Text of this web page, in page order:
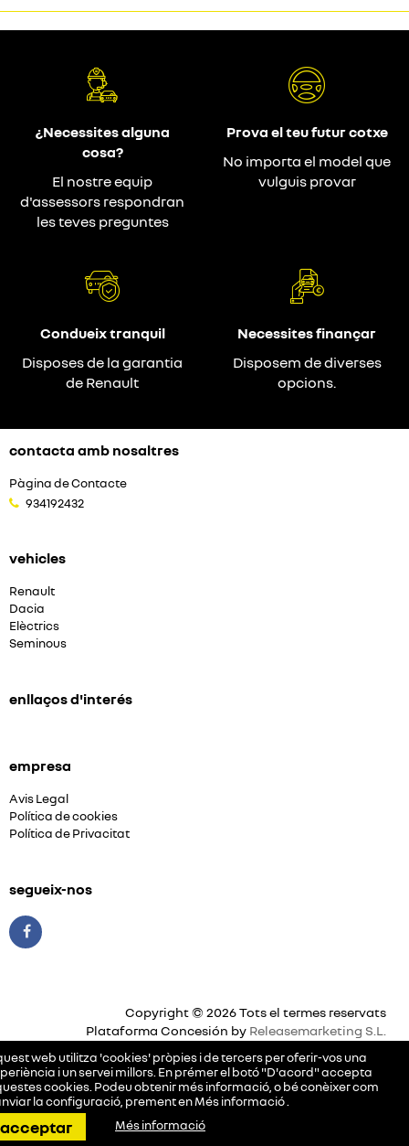
web utilitza 'cookies' pròpies i de tercers per oferir-vos una
i un servei millors. En prémer el botó "D'acord" accepta
cookies. Podeu obtenir més informació, o bé conèixer com
la configuració, prement enMés informació
acceptar Més informació
trucar pedir cita direcció
¿Necessites alguna
cosa?
El nostre equip
d'assessors respondran
les teves preguntes
Prova el teu futur cotxe
No importa el model que
vulguis provar
Condueix tranquil
Disposes de la garantia
de Renault
Necessites finançar
Disposem de diverses
opcions.
contacta amb nosaltres
Pàgina de Contacte
934192432
vehicles
Renault
Dacia
Elèctrics
Seminous
enllaços d'interés
empresa
Avis Legal
Política de cookies
Política de Privacitat
segueix-nos
Copyright © 2026 Tots el termes reservats
Plataforma Concesión by Releasemarketing S.L.